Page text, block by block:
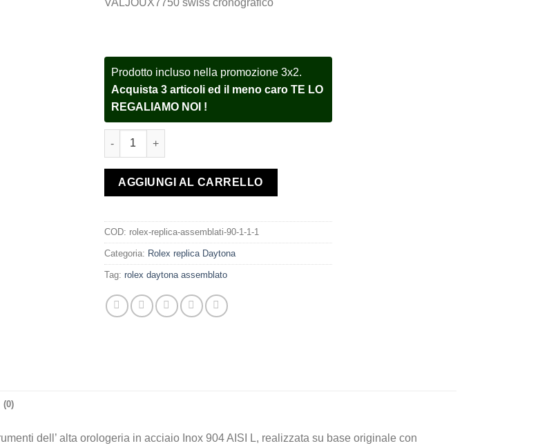
Prodotto incluso nella promozione 3x2.
Acquista 3 articoli ed il meno caro TE LO
REGALIAMO NOI !
Rolex replica Daytona oysterflex 116519LN white gold rhodium dial orologio assemblato
AGGIUNGI AL CARRELLO
COD: rolex-replica-assemblati-90-1-1-1
Categoria: Rolex replica Daytona
Tag: rolex daytona assemblato
(0)
dell’ alta orologeria in acciaio Inox 904 AISI L, realizzata su base originale con